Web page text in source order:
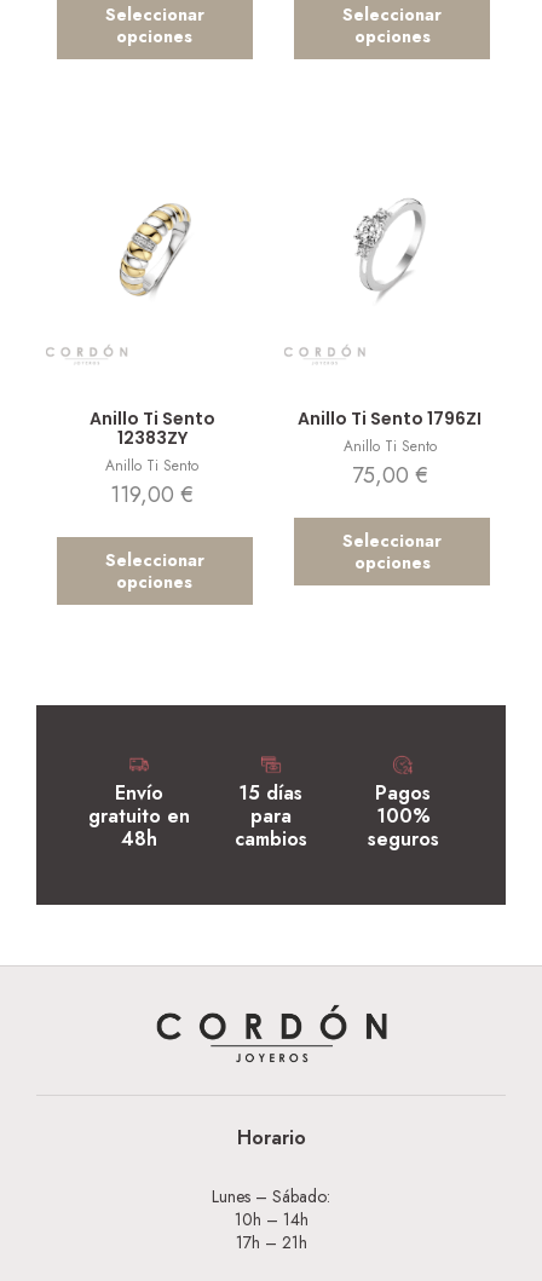
Seleccionar
opciones
Seleccionar
opciones
Anillo Ti Sento
12383ZY
Anillo Ti Sento
119,00€
Seleccionar
opciones
Anillo Ti Sento 1796ZI
Anillo Ti Sento
75,00 €
Seleccionar
opciones
Envío
gratuito en
48h
15 días
para
cambios
Pagos
100%
seguros
Horario
Lunes – Sábado:
10h – 14h
17h – 21h